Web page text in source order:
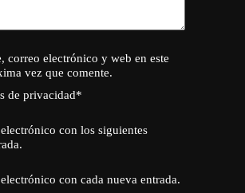
correo electrónico y web en este
vez que comente.
de privacidad*
con los siguientes
con cada nueva entrada.